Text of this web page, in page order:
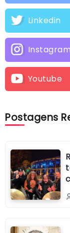
Linkedin
Instagram
Youtube
Postagens